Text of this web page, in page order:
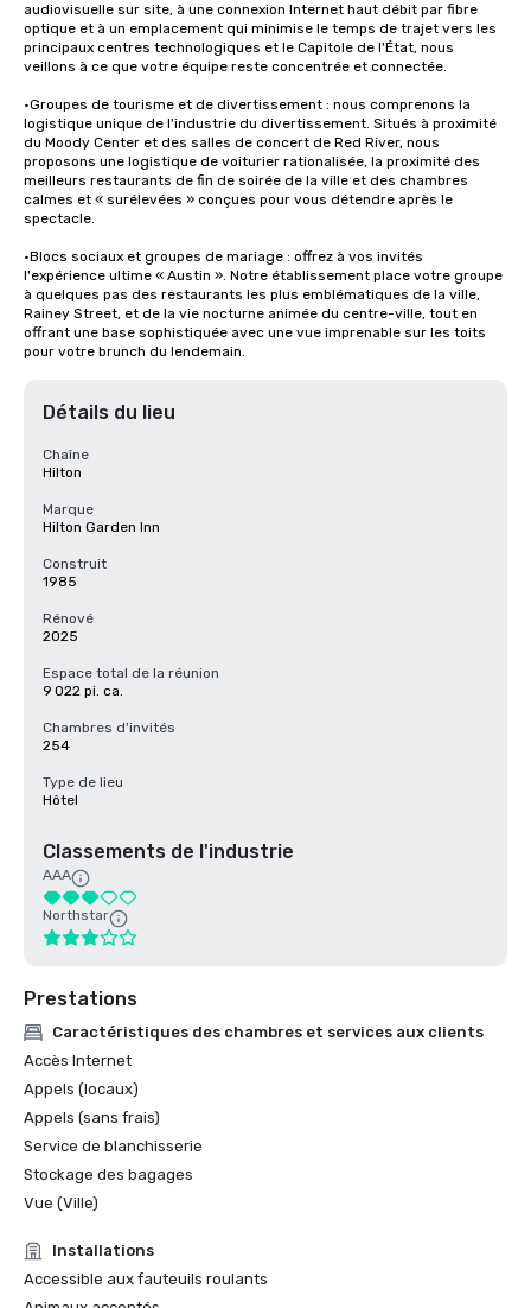
audiovisuelle sur site, à une connexion Internet haut débit par fibre
optique et à un emplacement qui minimise le temps de trajet vers les
principaux centres technologiques et le Capitole de l'État, nous
veillons à ce que votre équipe reste concentrée et connectée.
•Groupes de tourisme et de divertissement : nous comprenons la
logistique unique de l'industrie du divertissement. Situés à proximité
du Moody Center et des salles de concert de Red River, nous
proposons une logistique de voiturier rationalisée, la proximité des
meilleurs restaurants de fin de soirée de la ville et des chambres
calmes et « surélevées » conçues pour vous détendre après le
spectacle.
•Blocs sociaux et groupes de mariage : offrez à vos invités
l'expérience ultime « Austin ». Notre établissement place votre groupe
à quelques pas des restaurants les plus emblématiques de la ville,
Rainey Street, et de la vie nocturne animée du centre-ville, tout en
offrant une base sophistiquée avec une vue imprenable sur les toits
pour votre brunch du lendemain.
Détails du lieu
Chaîne
Hilton
Marque
Hilton Garden Inn
Construit
1985
Rénové
2025
Espace total de la réunion
9 022 pi. ca.
Chambres d'invités
254
Type de lieu
Hôtel
Classements de l'industrie
AAA
Northstar
Prestations
Caractéristiques des chambres et services aux clients
Accès Internet
Appels (locaux)
Appels (sans frais)
Service de blanchisserie
Stockage des bagages
Vue (Ville)
Installations
Accessible aux fauteuils roulants